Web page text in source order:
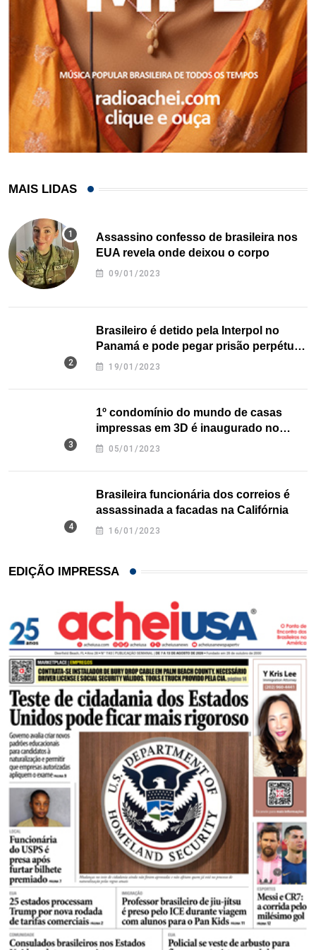
MAIS LIDAS
Assassino confesso de brasileira nos
EUA revela onde deixou o corpo
09/01/2023
Brasileiro é detido pela Interpol no
Panamá e pode pegar prisão perpétua
nos EUA
19/01/2023
1º condomínio do mundo de casas
impressas em 3D é inaugurado no
Texas
05/01/2023
Brasileira funcionária dos correios é
assassinada a facadas na Califórnia
16/01/2023
EDIÇÃO IMPRESSA